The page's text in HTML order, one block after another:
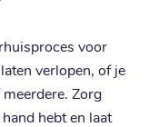
voor
verlopen, of je
Zorg
hebt en laat